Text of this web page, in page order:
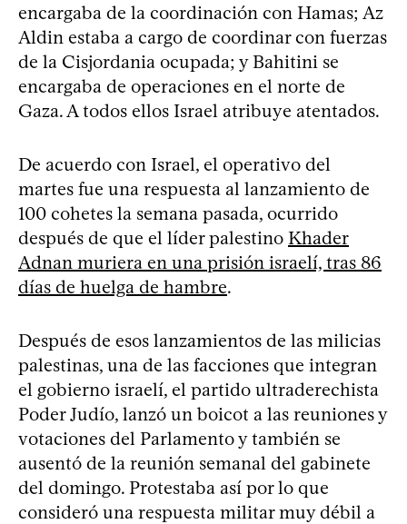
encargaba de la coordinación con Hamas; Az
Aldin estaba a cargo de coordinar con fuerzas
de la Cisjordania ocupada; y Bahitini se
encargaba de operaciones en el norte de
Gaza. A todos ellos Israel atribuye atentados.
De acuerdo con Israel, el operativo del
martes fue una respuesta al lanzamiento de
100 cohetes la semana pasada, ocurrido
después de que el líder palestino Khader
Adnan muriera en una prisión israelí, tras 86
días de huelga de hambre.
Después de esos lanzamientos de las milicias
palestinas, una de las facciones que integran
el gobierno israelí, el partido ultraderechista
Poder Judío, lanzó un boicot a las reuniones y
votaciones del Parlamento y también se
ausentó de la reunión semanal del gabinete
del domingo. Protestaba así por lo que
consideró una respuesta militar muy débil a